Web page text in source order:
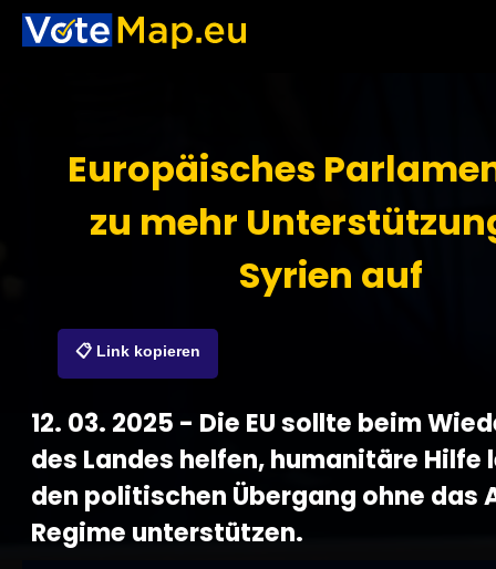
Europäisches
zu mehr
Syrien auf
📋 Link kopieren
12. 03. 2025 - Die EU sollte beim
des Landes helfen, humanitäre Hilfe
den politischen Übergang ohne das
Regime unterstützen.